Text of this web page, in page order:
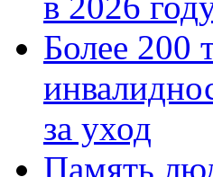
Более 200
за уход
Память